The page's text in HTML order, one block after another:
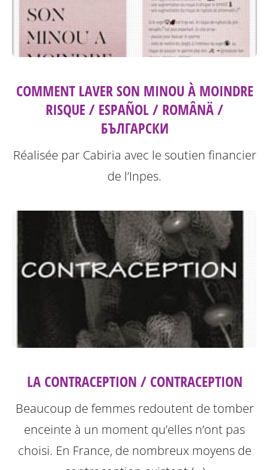
COMMENT LAVER SON MINOU À MOINDRE
RISQUE / ESPAÑOL / ROMÂNÄ /
БЪЛГАРСКИ
Réalisée par Cabiria avec le soutien financier
de l’Inpes.
LA CONTRACEPTION / CONTRACEPTION
Beaucoup de femmes redoutent de tomber
enceinte à un moment qu’elles n’ont pas
choisi. En France, de nombreux moyens de